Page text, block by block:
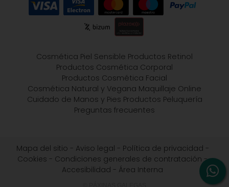
Cosmética Piel Sensible Productos Retinol
Productos Cosmética Corporal
Productos Cosmética Facial
Cosmética Natural y Vegana Maquillaje Online
Cuidado de Manos y Pies Productos Peluquería
Preguntas frecuentes
Mapa del sitio - Aviso legal - Política de privacidad -
Cookies - Condiciones generales de contratación -
Accesibilidad - Área Interna